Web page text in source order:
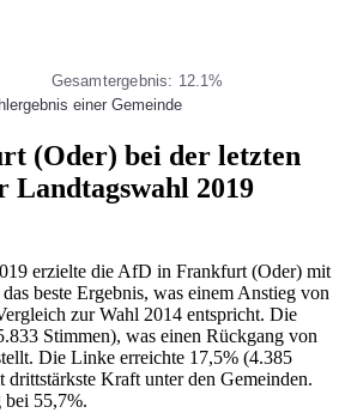
Gesamtergebnis: 12.1%
einer Gemeinde
(Oder) bei der letzten
Landtagswahl 2019
erzielte die AfD in Frankfurt (Oder) mit
beste Ergebnis, was einem Anstieg von
zur Wahl 2014 entspricht. Die
Stimmen), was einen Rückgang von
Die Linke erreichte 17,5% (4.385
drittstärkste Kraft unter den Gemeinden.
55,7%.